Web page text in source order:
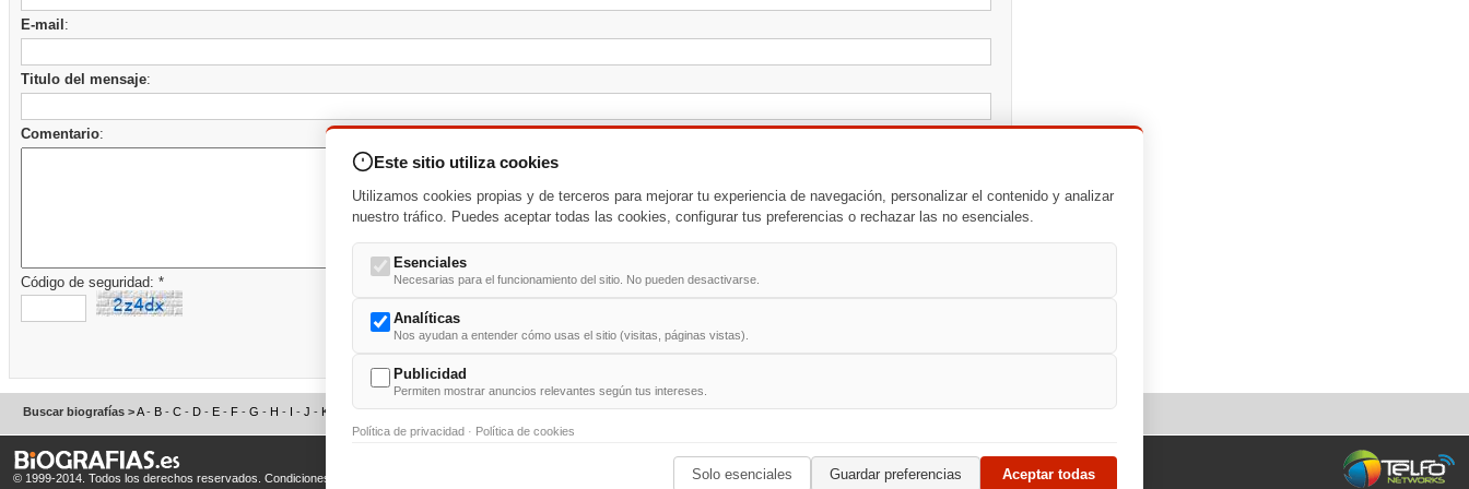
E-mail :
Titulo del mensaje:
Comentario:
Código de seguridad: *
Buscar biografías >A- B - C - D - E - F - G - H - I - J - K M-N-O-P-Q-R-S-T-U-V-W-X-Y-Z
© 1999-2014. Todos los derechos reservados. Condiciones de uso
Este sitio utiliza cookies
Utilizamos cookies propias y de terceros para mejorar tu experiencia de navegación, personalizar el contenido y analizar
nuestro tráfico. Puedes aceptar todas las cookies, configurar tus preferencias o rechazar las no esenciales.
Esenciales
Necesarias para el funcionamiento del sitio. No pueden desactivarse.
Analíticas
Nos ayudan a entender cómo usas el sitio (visitas, páginas vistas).
Publicidad
Permiten mostrar anuncios relevantes según tus intereses.
Política de privacidad · Política de cookies
Solo esenciales Guardar preferencias Aceptar todas